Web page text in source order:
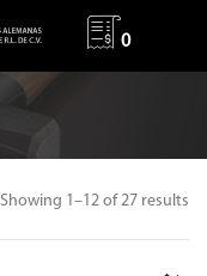
0
Showing 1–12 of 27 results